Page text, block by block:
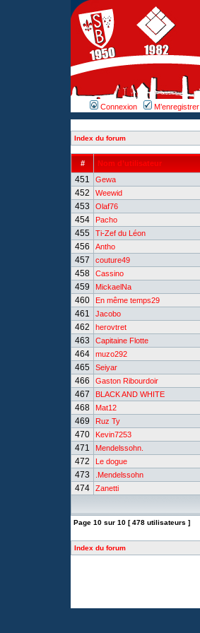
Connexion M’enregistrer
Index du forum
# Nom d’utilisateur
451 Gewa
452 Weewid
453 Olaf76
454 Pacho
455 Ti-Zef du Léon
456 Antho
457 couture49
458 Cassino
459 MickaelNa
460 En même temps29
461 Jacobo
462 herovtret
463 Capitaine Flotte
464 muzo292
465 Seiyar
466 Gaston Ribourdoir
467 BLACK AND WHITE
468 Mat12
469 Ruz Ty
470 Kevin7253
471 Mendelssohn.
472 Le dogue
473 .Mendelssohn
474 Zanetti
Page 10 sur 10 [ 478 utilisateurs ]
Index du forum